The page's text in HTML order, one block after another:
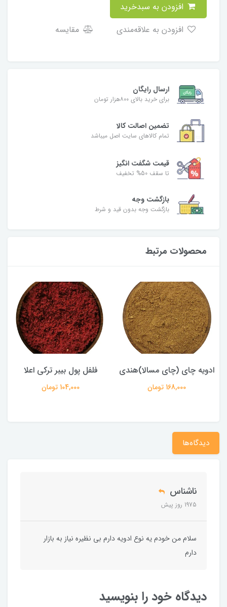
مقایسه
ارسال رایگان
برای خرید بالای ۸۰۰هزار تومان
تضمین اصالت کالا
تمام کالاهای سایت اصل میباشد
قیمت شگفت انگیز
تا سقف 50% تخفیف
بازگشت وجه
بازگشت وجه بدون قید و شرط
محصولات مرتبط
ادویه چای (چای مسالا)هندی
168,000 تومان
فلفل پول بیبر ترکی اعلا
104,000 تومان
دیدگاه‌ها
ناشناس
1975 روز پیش
سلام من خودم یه نوع ادویه دارم بی نظیره نیاز به بازار
دارم
دیدگاه خود را بنویسید